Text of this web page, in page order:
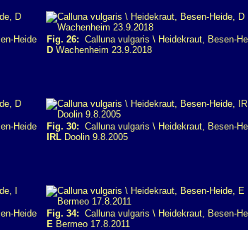
Heide
Fig. 26: Calluna vulgaris \ Heidekraut, Besen-
D Wachenheim 23.9.2018
Heide
Fig. 30: Calluna vulgaris \ Heidekraut, Besen-
IRL Doolin 9.8.2005
Heide
Fig. 34: Calluna vulgaris \ Heidekraut, Besen-
E Bermeo 17.8.2011